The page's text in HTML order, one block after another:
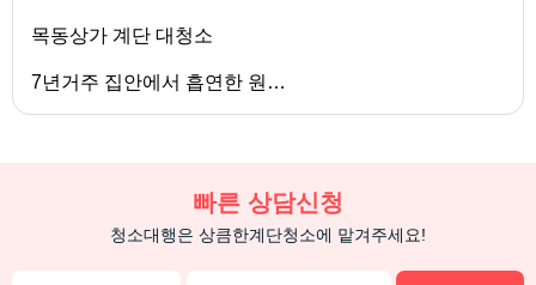
목동상가 계단 대청소
7년거주 집안에서 흡연한 원…
빠른 상담신청
청소대행은 상큼한계단청소에 맡겨주세요!